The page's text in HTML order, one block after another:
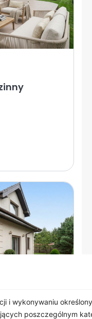
i wykonywaniu
poszczególnym